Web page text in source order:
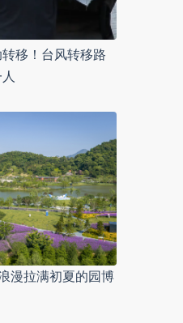
移！台风转移路
漫拉满初夏的园博